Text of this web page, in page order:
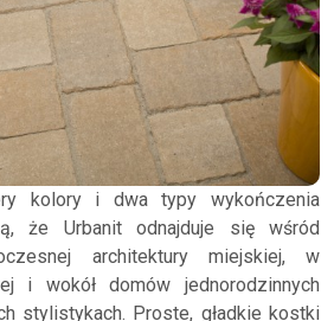
kolory i dwa typy wykończenia
że Urbanit odnajduje się wśród
architektury miejskiej, w
i wokół domów jednorodzinnych
stylistykach. Proste, gładkie kostki